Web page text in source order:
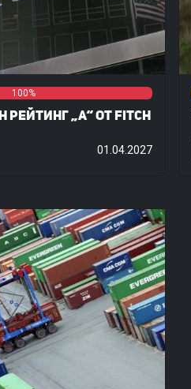
100%
рейтинг „A“ от Fitch
01.04.2027